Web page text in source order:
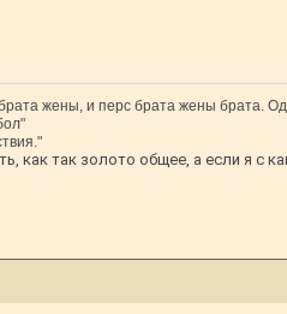
жены, и перс брата жены брата.
так золото общее, а если я с